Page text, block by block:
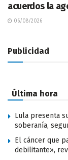
acuerdos la
06/08/2026
Publicidad
Última hora
Lula presenta
soberanía,
El cáncer que
debilitante»,